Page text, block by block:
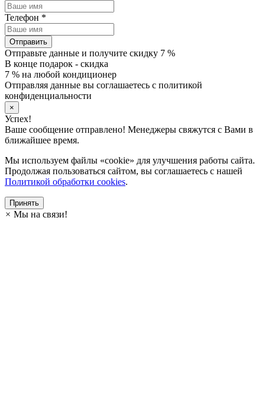
Телефон *
Отправить
Отправьте данные и получите скидку 7 %
В конце подарок - скидка
7 % на любой кондиционер
Отправляя данные вы соглашаетесь с политикой
конфиденциальности
×
Успех!
Ваше сообщение отправлено! Менеджеры свяжутся с Вами в
ближайшее время.
Мы используем файлы «cookie» для улучшения работы сайта.
Продолжая пользоваться сайтом, вы соглашаетесь с нашей
Политикой обработки cookies.
Принять
× Мы на связи!